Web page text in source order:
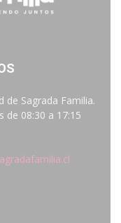
de Sagrada Familia.
de 08:30 a 17:15